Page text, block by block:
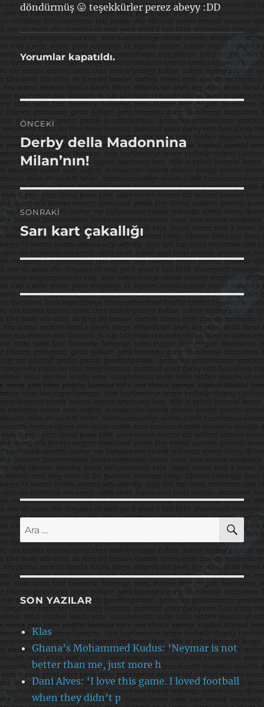
döndürmüş 😛 teşekkürler perez abeyy :DD
Yorumlar kapatıldı.
Yazı
gezinmesi
ÖNCEKI
Önceki
yazı:
Derby della Madonnina
Milan’nın!
SONRAKI
Sonraki
yazı:
Sarı kart çakallığı
Ara:
SON YAZILAR
Klas
Ghana’s Mohammed Kudus: ‘Neymar is not
better than me, just more h
Dani Alves: ‘I love this game. I loved football
when they didn’t p